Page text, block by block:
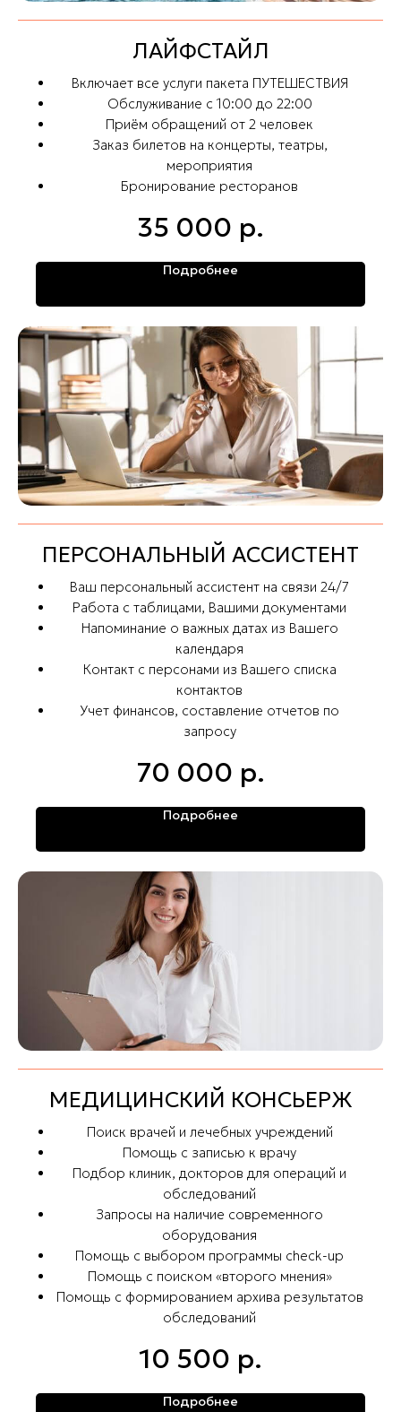
ЛАЙФСТАЙЛ
Включает все услуги пакета ПУТЕШЕСТВИЯ
Обслуживание с 10:00 до 22:00
Приём обращений от 2 человек
Заказ билетов на концерты, театры,
мероприятия
Бронирование ресторанов
35 000 р.
Подробнее
ПЕРСОНАЛЬНЫЙ АССИСТЕНТ
Ваш персональный ассистент на связи 24/7
Работа с таблицами, Вашими документами
Напоминание о важных датах из Вашего
календаря
Контакт с персонами из Вашего списка
контактов
Учет финансов, составление отчетов по
запросу
70 000 р.
Подробнее
МЕДИЦИНСКИЙ КОНСЬЕРЖ
Поиск врачей и лечебных учреждений
Помощь с записью к врачу
Подбор клиник, докторов для операций и
обследований
Запросы на наличие современного
оборудования
Помощь с выбором программы check-up
Помощь с поиском «второго мнения»
Помощь с формированием архива результатов
обследований
10 500 р.
Подробнее